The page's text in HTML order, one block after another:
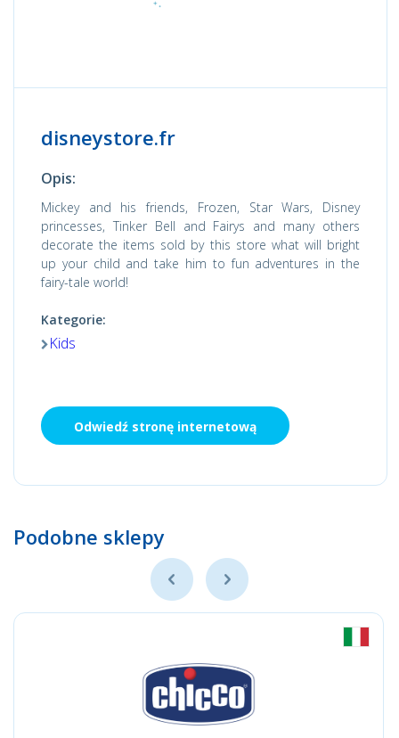
disneystore.fr
Opis:
Mickey and his friends, Frozen, Star Wars, Disney
princesses, Tinker Bell and Fairys and many others
decorate the items sold by this store what will bright
up your child and take him to fun adventures in the
fairy-tale world!
Kategorie:
Kids
Odwiedź stronę internetową
Podobne sklepy